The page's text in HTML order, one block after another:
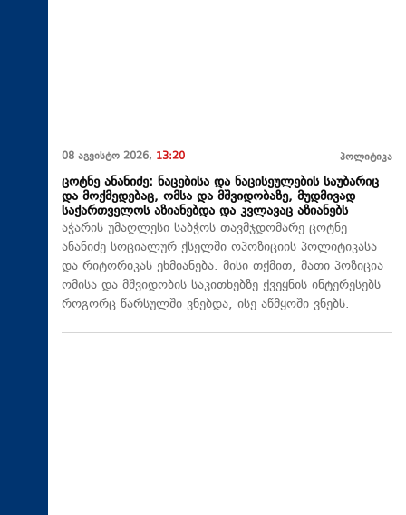
08 აგვისტო 2026, 13:20 პოლიტიკა
ცოტნე ანანიძე: ნაცებისა და ნაცისეულების საუბარიც
და მოქმედებაც, ომსა და მშვიდობაზე, მუდმივად
საქართველოს აზიანებდა და კვლავაც აზიანებს
აჭარის უმაღლესი საბჭოს თავმჯდომარე ცოტნე
ანანიძე სოციალურ ქსელში ოპოზიციის პოლიტიკასა
და რიტორიკას ეხმიანება. მისი თქმით, მათი პოზიცია
ომისა და მშვიდობის საკითხებზე ქვეყნის ინტერესებს
როგორც წარსულში ვნებდა, ისე აწმყოში ვნებს.